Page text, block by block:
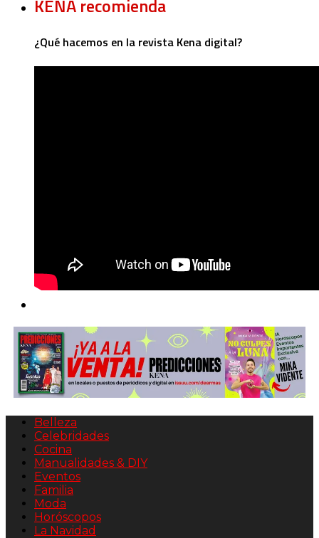
KENA recomienda
¿Qué hacemos en la revista Kena digital?
Belleza
Celebridades
Cocina
Manualidades & DIY
Eventos
Familia
Moda
Horóscopos
La Navidad